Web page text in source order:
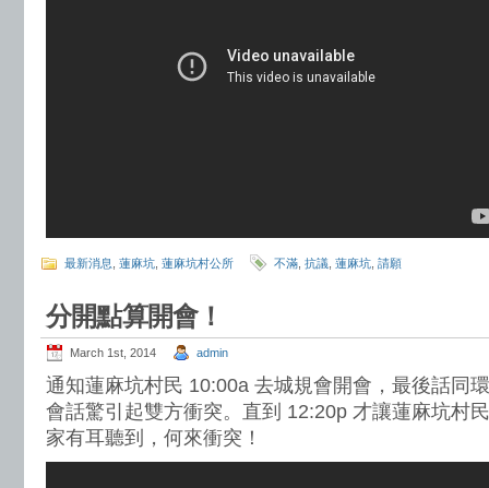
最新消息 蓮麻坑 蓮麻坑村公所 不滿 抗議 蓮麻坑 請願
分開點算開會！
March 1st, 2014 admin
通知蓮麻坑村民 10:00a 去城規會開會，最後話同
會話驚引起雙方衝突。直到 12:20p 才讓蓮麻坑村
家有耳聽到，何來衝突！